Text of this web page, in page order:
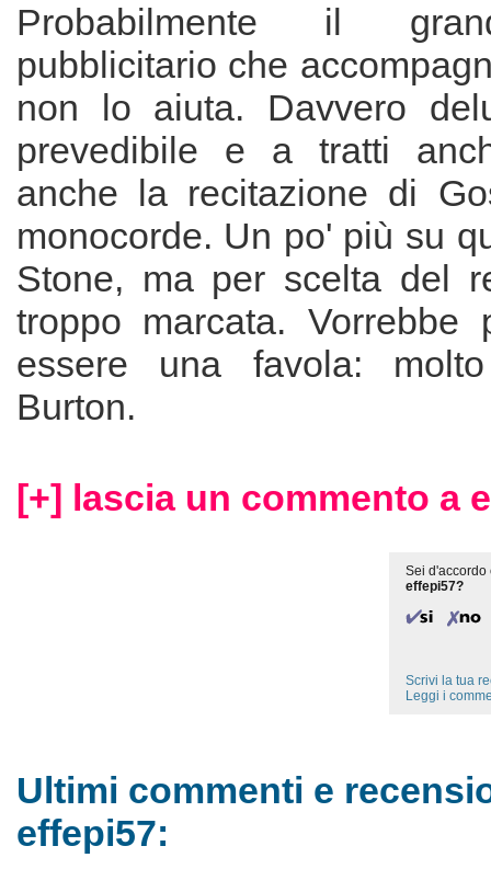
Probabilmente il
pubblicitario che
non lo aiuta. Davvero
prevedibile e a tratti
anche la recitazione di
monocorde. Un po' più su
Stone, ma per scelta del
troppo marcata. Vorrebbe
essere una favola:
Burton.
[+] lascia un commento a
Sei d'accordo
effepi57?
Scrivi la tua
Leggi i
Ultimi commenti e
effepi57: